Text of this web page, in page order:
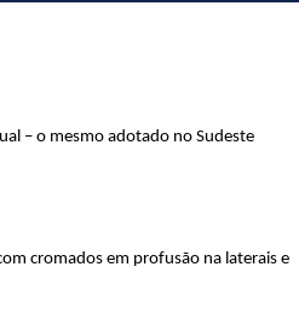
– o mesmo adotado no Sudeste
cromados em profusão na laterais e